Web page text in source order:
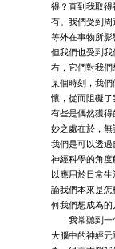
得？直到我取
有。我們受到
等外在事物所影
但我們也受到
右，它們對我
某個時刻，我
懷，從而阻礙
有些是偶然獲
妙之處在於，無
我們是可以透
神經科學的角
以應用於日常
論我們本來是
何我們想成為的
我常聽到一句
大腦中的神經